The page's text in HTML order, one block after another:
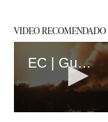
VIDEO RECOMENDADO
EC | Guerra en Gaza: A un año del ataque mortal de Hamás en Israel (loop)